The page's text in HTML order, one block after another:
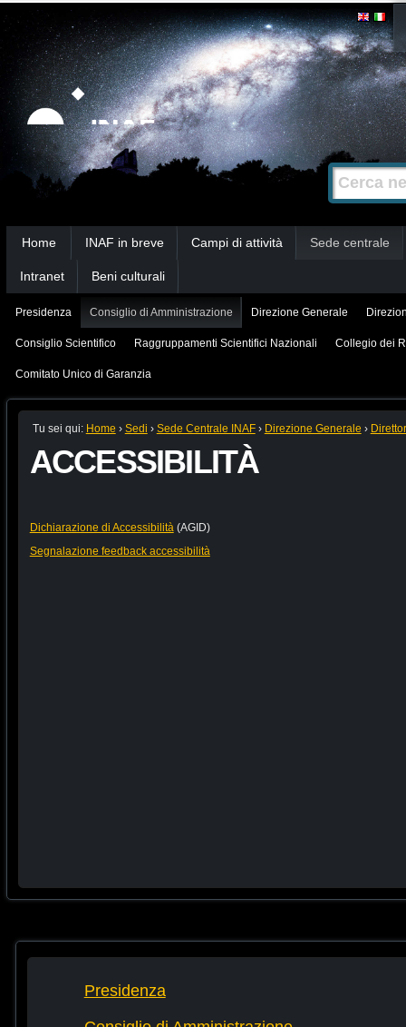
Strumenti
personali
Salta
contenuti.
|
Salta
alla
navigazione
Cerca nel
Ricerca
avanzata…
Home INAF in breve Campi di attività Sede centrale
Intranet Beni culturali
Presidenza Consiglio di Amministrazione Direzione Generale
Consiglio Scientifico Raggruppamenti Scientifici Nazionali Collegio dei
Comitato Unico di Garanzia
Tu sei qui: Home › Sedi › Sede Centrale INAF › Direzione Generale ›
ACCESSIBILITÀ
Dichiarazione di Accessibilità (AGID)
Segnalazione feedback accessibilità
Presidenza